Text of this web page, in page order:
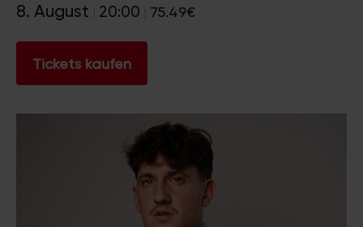
8. August 20:00 75.49€
Tickets kaufen